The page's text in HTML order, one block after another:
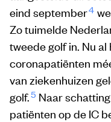
eind september4
Zo tuimelde
tweede golf in. Nu
coronapatiënten
van ziekenhuizen
golf.5 Naar
patiënten op de IC